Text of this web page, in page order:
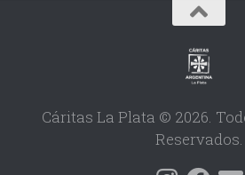
Cáritas La Plata © 2026.
Reservados.